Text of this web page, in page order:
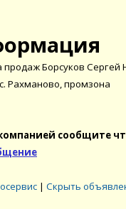
продаж Борсуков Сергей
Рахманово, промзона
сообщите
| Скрыть